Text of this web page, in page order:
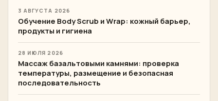
3 АВГУСТА 2026
Обучение Body Scrub и Wrap: кожный барьер,
продукты и гигиена
28 ИЮЛЯ 2026
Массаж базальтовыми камнями: проверка
температуры, размещение и безопасная
последовательность